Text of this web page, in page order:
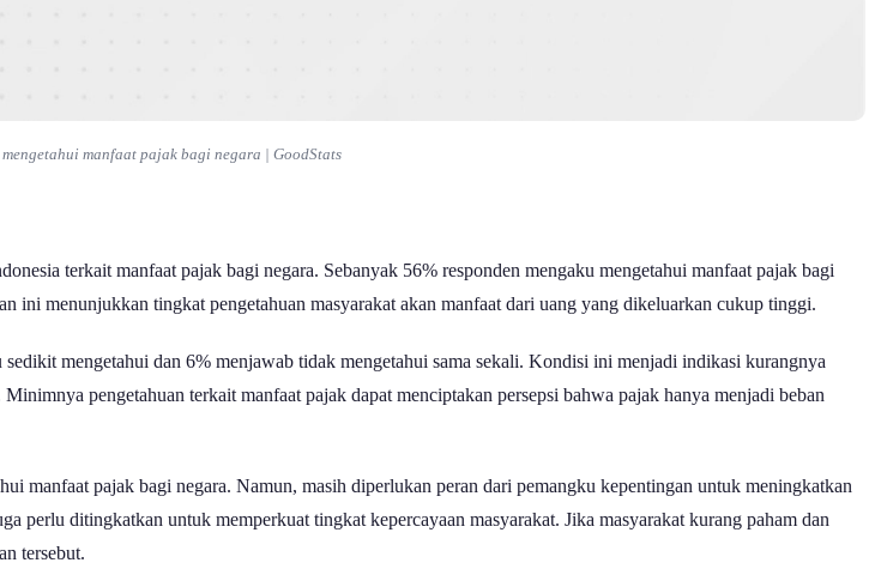
manfaat pajak bagi negara | GoodStats
terkait manfaat pajak bagi negara. Sebanyak 56% responden mengaku mengetahui manfaat pajak bagi
ini menunjukkan tingkat pengetahuan masyarakat akan manfaat dari uang yang dikeluarkan cukup tinggi.
mengetahui dan 6% menjawab tidak mengetahui sama sekali. Kondisi ini menjadi indikasi kurangnya
pengetahuan terkait manfaat pajak dapat menciptakan persepsi bahwa pajak hanya menjadi beban
manfaat pajak bagi negara. Namun, masih diperlukan peran dari pemangku kepentingan untuk meningkatkan
perlu ditingkatkan untuk memperkuat tingkat kepercayaan masyarakat. Jika masyarakat kurang paham dan
tersebut.